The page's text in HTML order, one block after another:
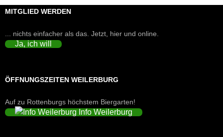
MITGLIED WERDEN
... nichts einfacher als das. Jetzt, hier und online.
Ja, ich will
ÖFFNUNGSZEITEN WEILERBURG
Auf zu Rottenburgs höchstem Biergarten!
Info Weilerburg